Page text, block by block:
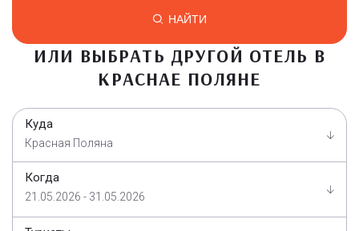
НАЙТИ
ИЛИ ВЫБРАТЬ ДРУГОЙ ОТЕЛЬ В
КРАСНАЕ ПОЛЯНЕ
Куда
Красная Поляна
Когда
21.05.2026 - 31.05.2026